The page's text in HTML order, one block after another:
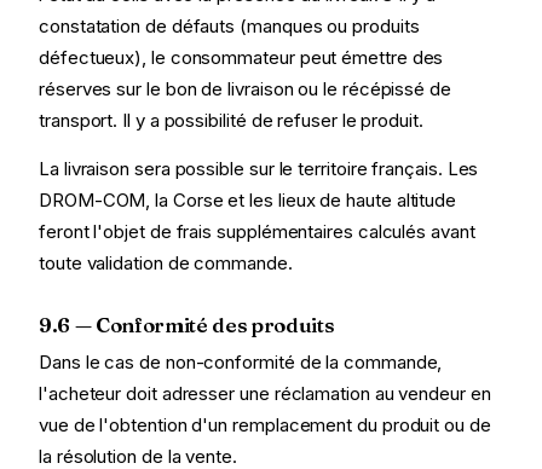
constatation de défauts (manques ou produits
défectueux), le consommateur peut émettre des
réserves sur le bon de livraison ou le récépissé de
transport. Il y a possibilité de refuser le produit.
La livraison sera possible sur le territoire français. Les
DROM-COM, la Corse et les lieux de haute altitude
feront l'objet de frais supplémentaires calculés avant
toute validation de commande.
9.6 — Conformité des produits
Dans le cas de non-conformité de la commande,
l'acheteur doit adresser une réclamation au vendeur en
vue de l'obtention d'un remplacement du produit ou de
la résolution de la vente.